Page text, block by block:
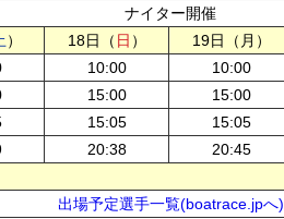
ナイター開催
） 18日（ 日 ） 19日（月）
10:00 10:00
15:00 15:00
15:05 15:05
20:38 20:45
出場予定選手一覧(boatrace.jpへ)